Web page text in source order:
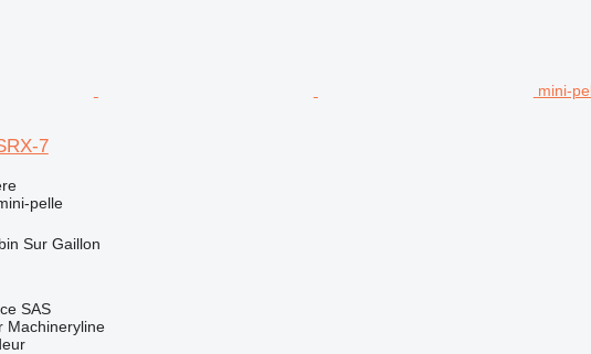
mini-
7
pelle
Sur Gaillon
SAS
Machineryline